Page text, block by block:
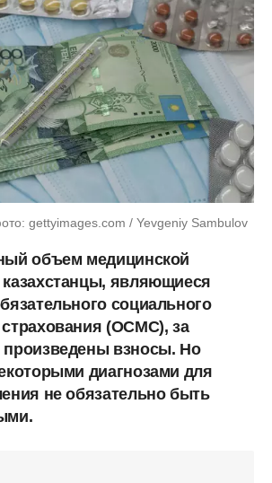
gettyimages.com / Yevgeniy Sambulov
объем медицинской
являющиеся
социального
(ОСМС), за
взносы. Но
диагнозами для
не обязательно быть